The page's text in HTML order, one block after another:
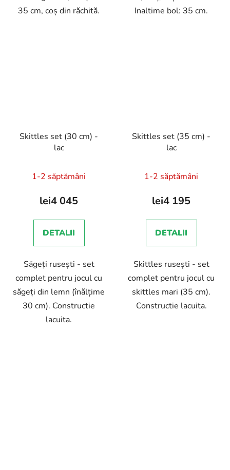
35 cm, coș din răchită.
Inaltime bol: 35 cm.
Skittles set (30 cm) -
lac
1-2 săptămâni
lei4 045
DETALII
Săgeți rusești - set
complet pentru jocul cu
săgeți din lemn (înălțime
30 cm). Constructie
lacuita.
Skittles set (35 cm) -
lac
1-2 săptămâni
lei4 195
DETALII
Skittles rusești - set
complet pentru jocul cu
skittles mari (35 cm).
Constructie lacuita.